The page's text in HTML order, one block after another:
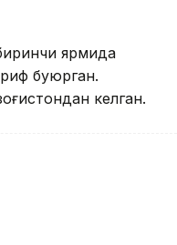
ярмида
буюрган.
келган.